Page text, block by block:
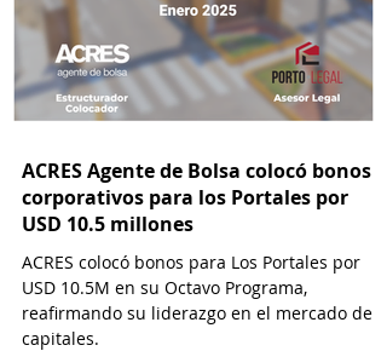
ACRES Agente de Bolsa colocó bonos
corporativos para los Portales por
USD 10.5 millones
ACRES colocó bonos para Los Portales por
USD 10.5M en su Octavo Programa,
reafirmando su liderazgo en el mercado de
capitales.